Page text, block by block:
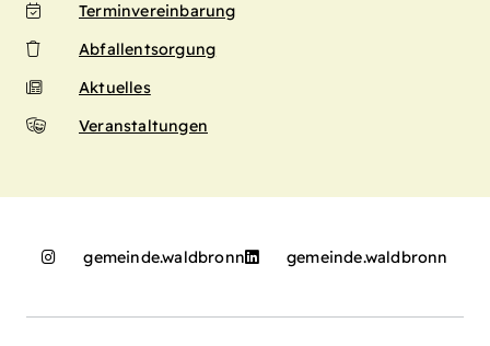
Terminvereinbarung
Abfallentsorgung
Aktuelles
Veranstaltungen
gemeinde.waldbronn gemeinde.waldbronn